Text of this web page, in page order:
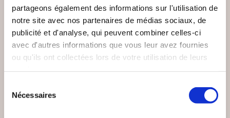
partageons également des informations sur l'utilisation de
notre site avec nos partenaires de médias sociaux, de
publicité et d'analyse, qui peuvent combiner celles-ci
avec d'autres informations que vous leur avez fournies
ou qu'ils ont collectées lors de votre utilisation de leurs
Nécessaires
(0 avis)